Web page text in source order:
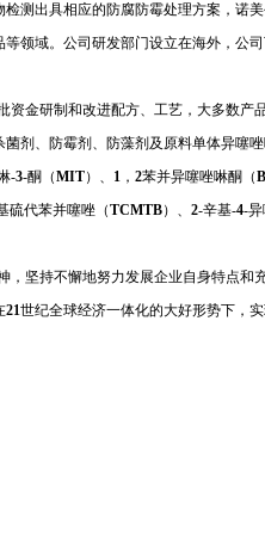
测出具相应的防腐防霉处理方案，诺
领域。公司研发部门设立在海外，公
资金研制和改进配方、工艺，大多数产
剂、防霉剂、防藻剂及原料单体异噻唑
-3-酮（MIT） 、 1 ， 2苯并异噻唑啉酮（
硫代苯并噻唑（TCMTB）、 2-辛基-4-
，坚持不懈地努力发展企业自身特点和
21世纪全球经济一体化的大好形势下，实